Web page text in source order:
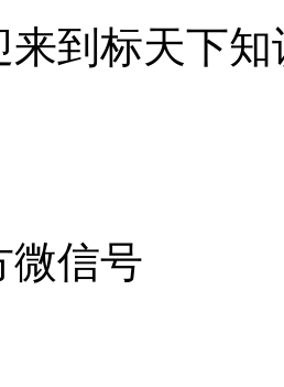
来到标天下
微信号